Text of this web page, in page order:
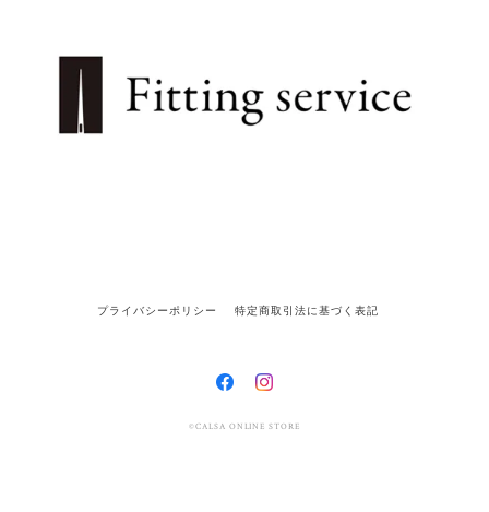
プライバシーポリシー 特定商取引法に基づく表記
©CALSA ONLINE STORE